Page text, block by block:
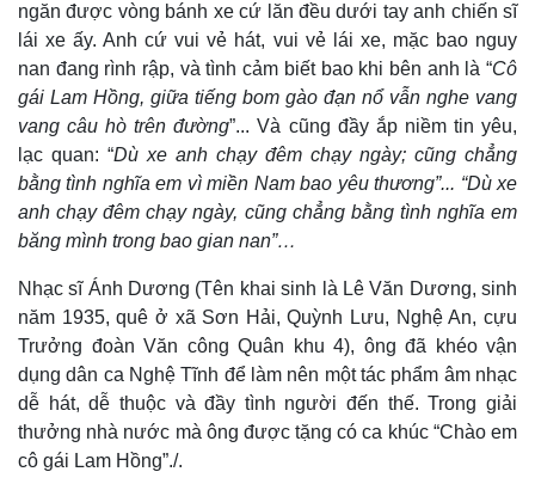
Kinh tế
Bất động sản
Khởi nghiệp
Thị trường
Giá vàng
Tiêu dùng
Tỷ giá
Chứng khoán
Giá cà phê
ngăn được vòng bánh xe cứ lăn đều dưới tay anh chiến sĩ
lái xe ấy. Anh cứ vui vẻ hát, vui vẻ lái xe, mặc bao nguy
nan đang rình rập, và tình cảm biết bao khi bên anh là “Cô
gái Lam Hồng, giữa tiếng bom gào đạn nổ vẫn nghe vang
vang câu hò trên đường”... Và cũng đầy ắp niềm tin yêu,
lạc quan: “Dù xe anh chạy đêm chạy ngày; cũng chẳng
bằng tình nghĩa em vì miền Nam bao yêu thương”... “Dù xe
anh chạy đêm chạy ngày, cũng chẳng bằng tình nghĩa em
băng mình trong bao gian nan”…
Nhạc sĩ Ánh Dương (Tên khai sinh là Lê Văn Dương, sinh
năm 1935, quê ở xã Sơn Hải, Quỳnh Lưu, Nghệ An, cựu
Trưởng đoàn Văn công Quân khu 4), ông đã khéo vận
dụng dân ca Nghệ Tĩnh để làm nên một tác phẩm âm nhạc
dễ hát, dễ thuộc và đầy tình người đến thế. Trong giải
thưởng nhà nước mà ông được tặng có ca khúc “Chào em
cô gái Lam Hồng”./.